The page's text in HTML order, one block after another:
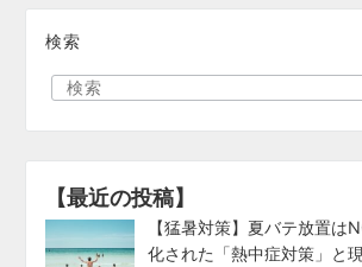
検索
【最近の投稿】
【猛暑対策】夏バテ放置は
化された「熱中症対策」と